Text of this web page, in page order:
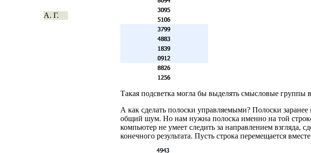
А. Г.
Такая подсветка могла бы выделять смысловые группы
А как сделать полоски управляемыми? Полоски заранее
общий шум. Но нам нужна полоска именно на той
компьютер не умеет следить за направлением взгляда,
конечного результата. Пусть строка перемещается